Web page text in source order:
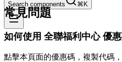
Search components ⌘K
常見問題
如何使用 全聯福利中心 優惠
點擊本頁面的優惠碼，複製代碼